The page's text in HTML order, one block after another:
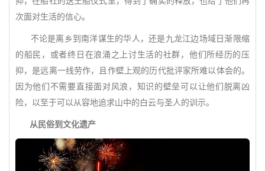
次面对生活的信心。
不论是离乡到南洋谋生的华人，还是九龙江边场域日渐限缩
的船民，或者终日在浪涌之上讨生活的社群，他们所经历的压
抑，是远离一线劳作，且作壁上观的历代批评家所难以体会的。
因为他们不需要直接面对风浪，知识的壁垒可以让他们脱离凶
险，以至于可以从容地追求山中的白云与圣人的训示。
从民俗到文化遗产